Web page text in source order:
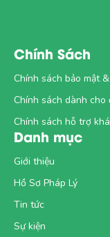
Chính Sách
Chính sách bảo mật
Chính sách dành cho
Chính sách hỗ trợ
Danh mục
Giới thiệu
Hồ Sơ Pháp Lý
Tin tức
Sự kiện